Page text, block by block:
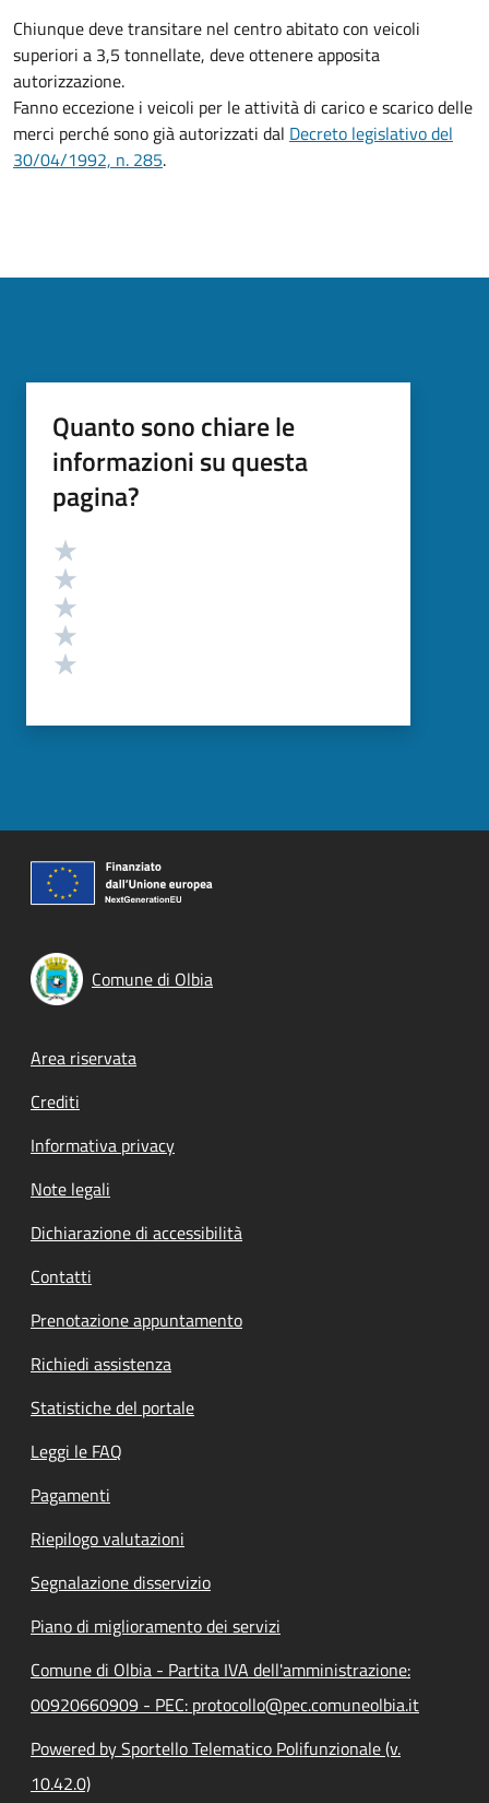
Chiunque deve transitare nel centro abitato con veicoli
superiori a 3,5 tonnellate, deve ottenere apposita
autorizzazione.
Fanno eccezione i veicoli per le attività di carico e scarico delle
merci perché sono già autorizzati dal Decreto legislativo del
30/04/1992, n. 285.
Quanto sono chiare le
informazioni su questa
pagina?
Valutazione
Comune di Olbia
Footer menu
Area riservata
Crediti
Informativa privacy
Note legali
Dichiarazione di accessibilità
Contatti
Prenotazione appuntamento
Richiedi assistenza
Statistiche del portale
Leggi le FAQ
Pagamenti
Riepilogo valutazioni
Segnalazione disservizio
Piano di miglioramento dei servizi
Comune di Olbia - Partita IVA dell'amministrazione:
00920660909 - PEC: protocollo@pec.comuneolbia.it
Powered by Sportello Telematico Polifunzionale (v.
10.42.0)